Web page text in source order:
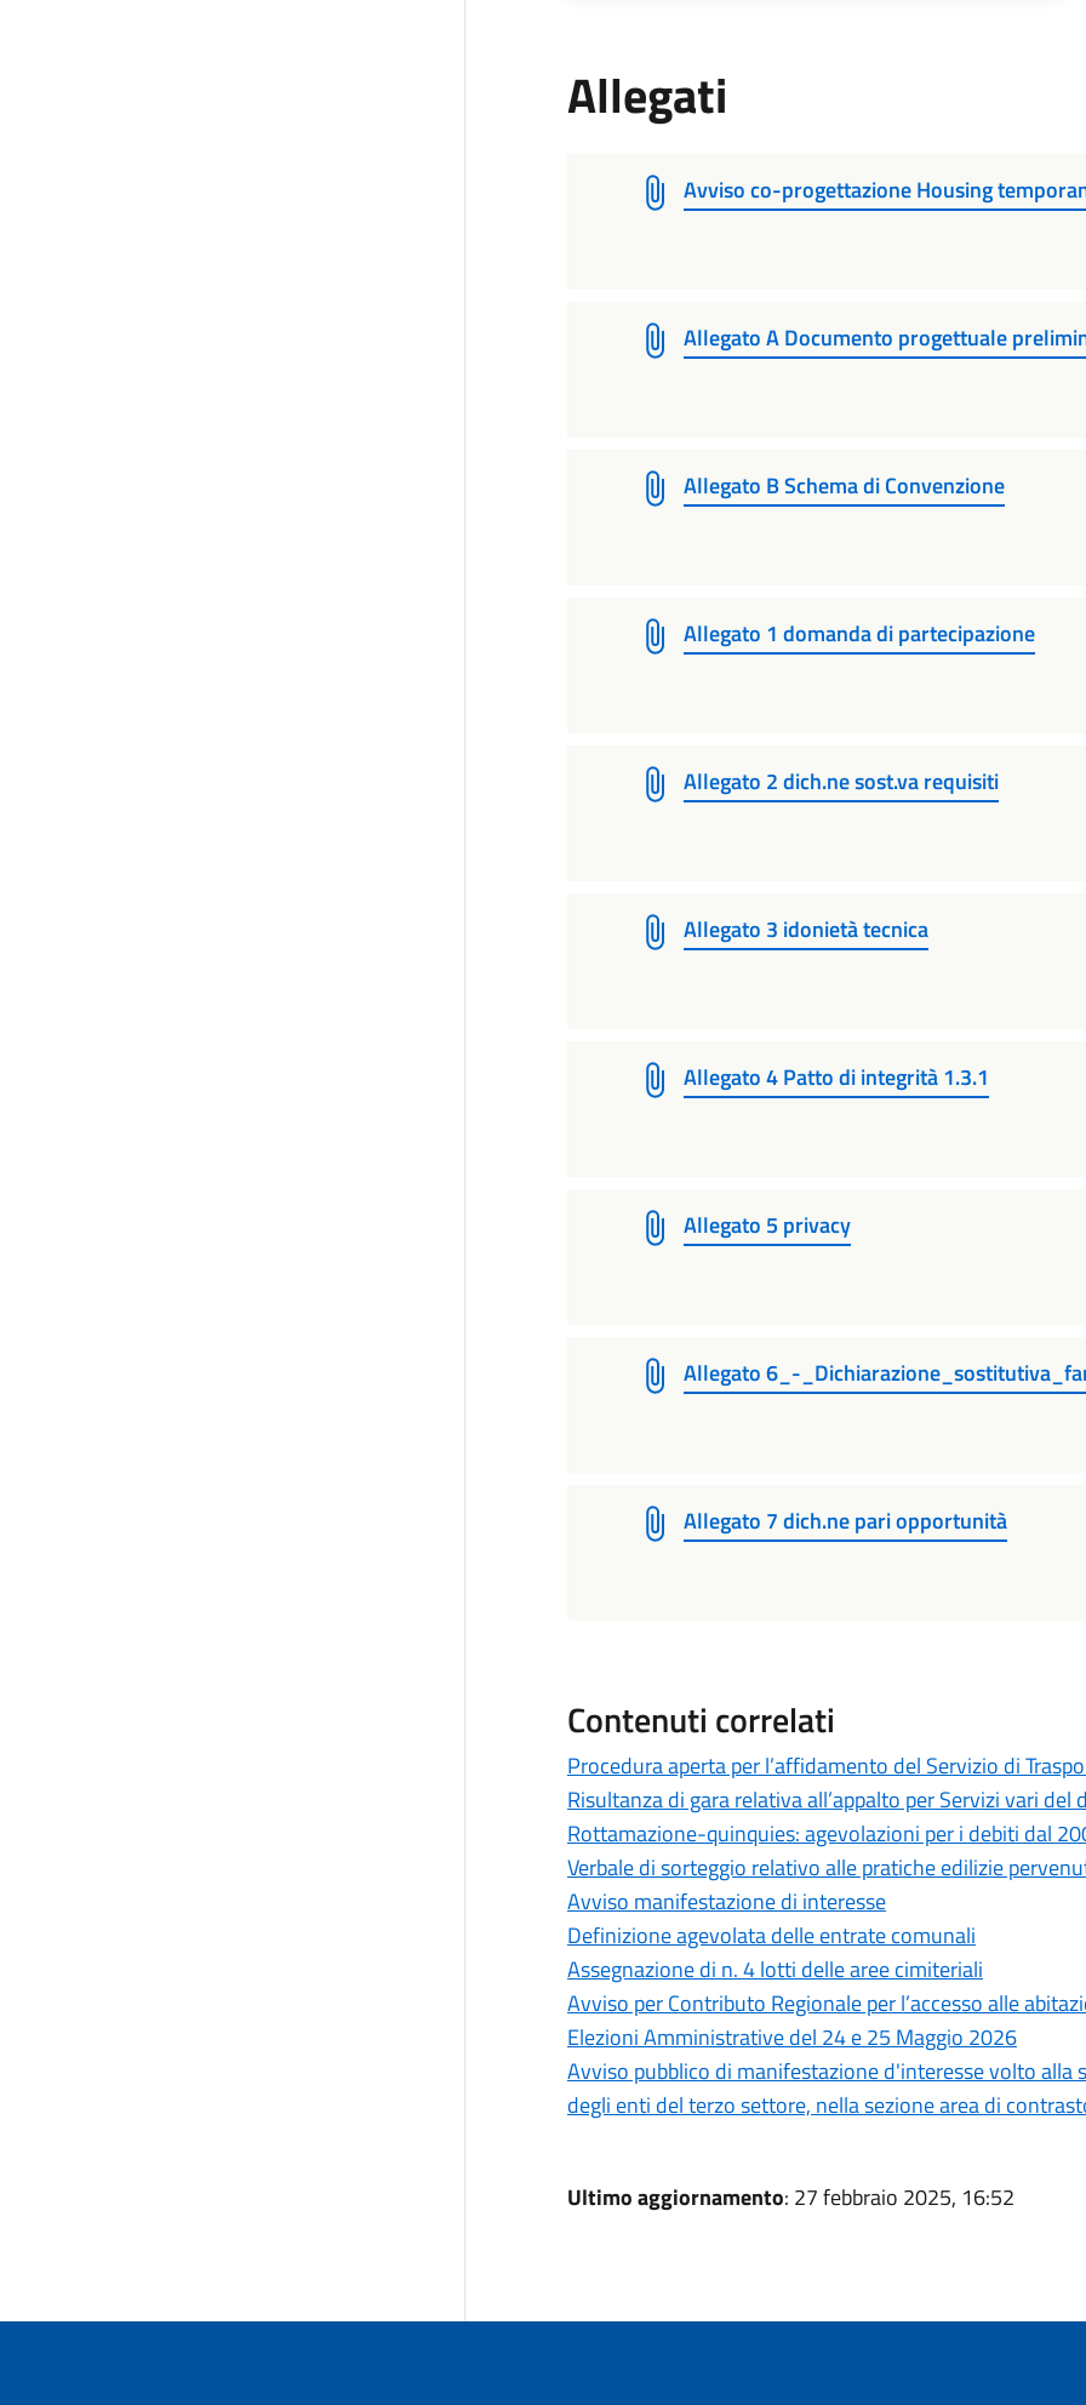
Allegati
Avviso co-progettazione Housing
Allegato A Documento progettuale
Allegato B Schema di Convenzione
Allegato 1 domanda di partecipazione
Allegato 2 dich.ne sost.va requisiti
Allegato 3 idonietà tecnica
Allegato 4 Patto di integrità 1.3.1
Allegato 5 privacy
Allegato 6_-
Allegato 7 dich.ne pari opportunità
Contenuti correlati
Procedura aperta per l’affidamento del Servizio di
Risultanza di gara relativa all’appalto per Servizi vari
Rottamazione-quinquies: agevolazioni per i debiti dal
Verbale di sorteggio relativo alle pratiche edilizie
Avviso manifestazione di interesse
Definizione agevolata delle entrate comunali
Assegnazione di n. 4 lotti delle aree cimiteriali
Avviso per Contributo Regionale per l’accesso alle
Elezioni Amministrative del 24 e 25 Maggio 2026
Avviso pubblico di manifestazione d'interesse volto
degli enti del terzo settore, nella sezione area di
Ultimo aggiornamento: 27 febbraio 2025, 16:52